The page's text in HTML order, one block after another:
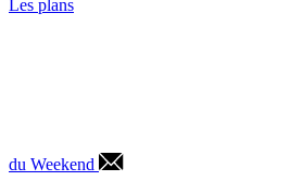
Les plans
du Weekend